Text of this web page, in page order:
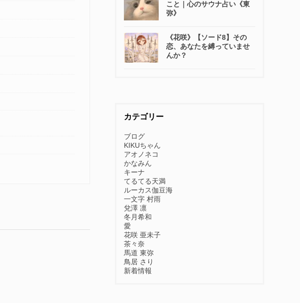
こと｜心のサウナ占い《東
弥》
《花咲》【ソード8】その
恋、あなたを縛っていませ
んか？
カテゴリー
ブログ
KIKUちゃん
アオノネコ
かなみん
キーナ
てるてる天満
ルーカス伽豆海
一文字 村雨
兌澤 凛
冬月希和
愛
花咲 亜未子
茶々奈
馬道 東弥
鳥居 さり
新着情報